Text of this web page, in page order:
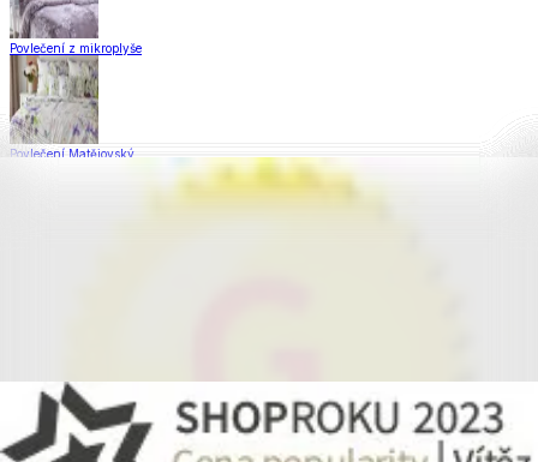
Povlečení z mikroplyše
Povlečení Matějovský